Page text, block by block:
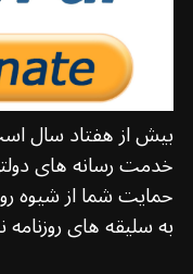
بیش از هفتاد سال است
خدمت رسانه های
حمایت شما از شیوه
به سلیقه های روزنامه